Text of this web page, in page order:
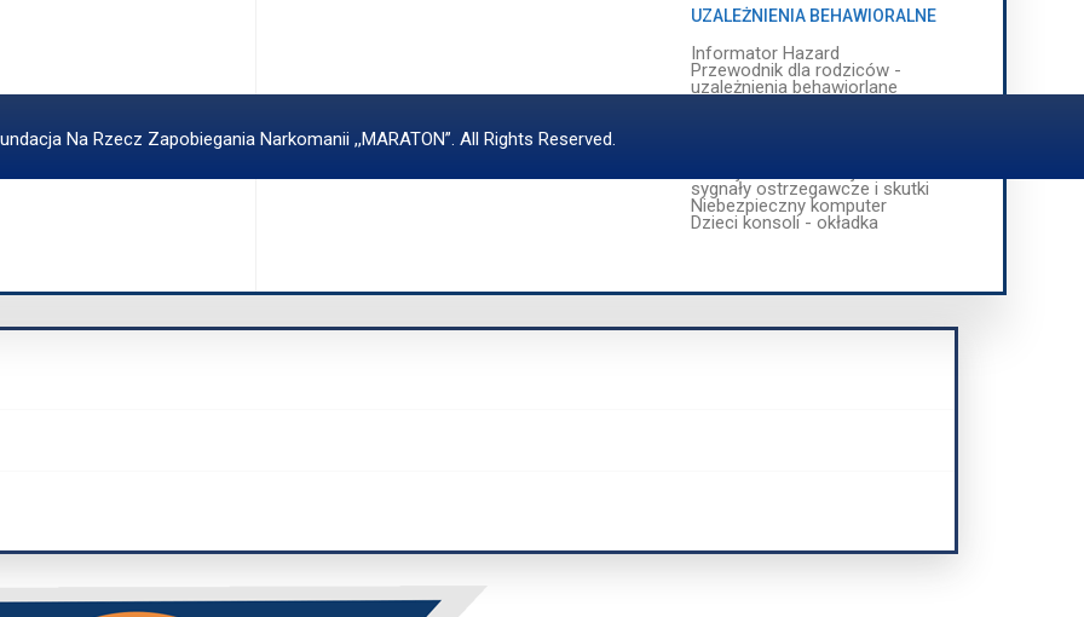
UZALEŻNIENIA BEHAWIORALNE
Informator Hazard
Przewodnik dla rodziców -
uzależnienia behawiorlane
sygnały ostrzegawcze i skutki
Niebezpieczny komputer
Dzieci konsoli - okładka
Na Rzecz Zapobiegania Narkomanii ,,MARATON”. All Rights Reserved.